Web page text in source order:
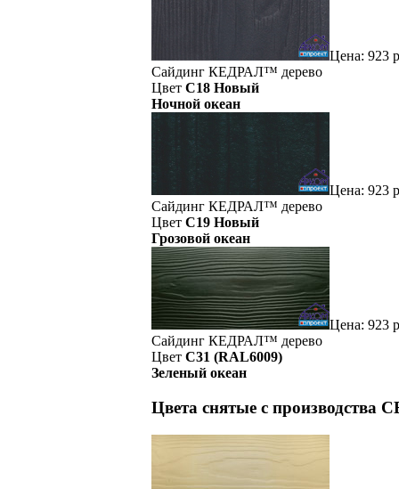
Цена: 923
Сайдинг КЕДРАЛ™ дерево
Цвет C18 Новый
Ночной океан
Цена: 923
Сайдинг КЕДРАЛ™ дерево
Цвет C19 Новый
Грозовой океан
Цена: 923
Сайдинг КЕДРАЛ™ дерево
Цвет C31 (RAL6009)
Зеленый океан
Цвета снятые с производства